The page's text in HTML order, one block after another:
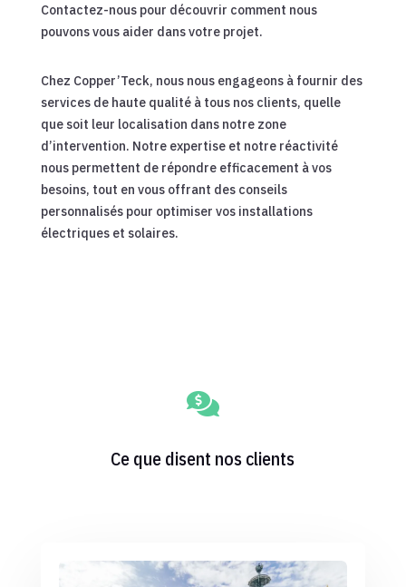
Contactez-nous pour découvrir comment nous
pouvons vous aider dans votre projet.
Chez Copper’Teck, nous nous engageons à fournir des
services de haute qualité à tous nos clients, quelle
que soit leur localisation dans notre zone
d’intervention. Notre expertise et notre réactivité
nous permettent de répondre efficacement à vos
besoins, tout en vous offrant des conseils
personnalisés pour optimiser vos installations
électriques et solaires.

Ce que disent nos clients